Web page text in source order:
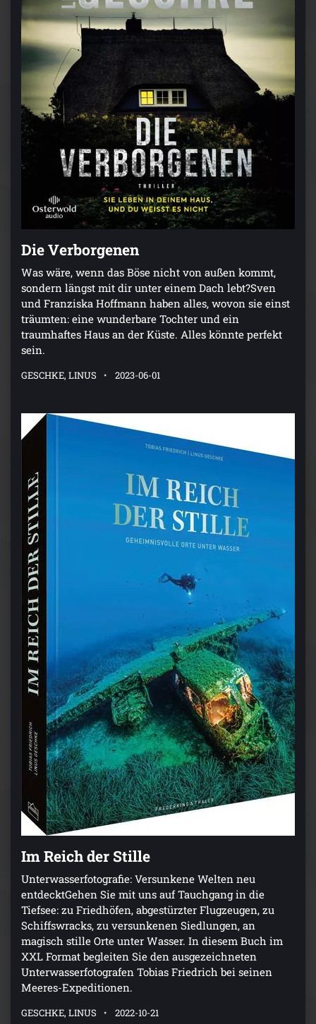
Die Verborgenen
Was wäre, wenn das Böse nicht von außen kommt,
sondern längst mit dir unter einem Dach lebt?Sven
und Franziska Hoffmann haben alles, wovon sie einst
träumten: eine wunderbare Tochter und ein
traumhaftes Haus an der Küste. Alles könnte perfekt
sein.
GESCHKE, LINUS 2023-06-01
Im Reich der Stille
Unterwasserfotografie: Versunkene Welten neu
entdecktGehen Sie mit uns auf Tauchgang in die
Tiefsee: zu Friedhöfen, abgestürzter Flugzeugen, zu
Schiffswracks, zu versunkenen Siedlungen, an
magisch stille Orte unter Wasser. In diesem Buch im
XXL Format begleiten Sie den ausgezeichneten
Unterwasserfotografen Tobias Friedrich bei seinen
Meeres-Expeditionen.
GESCHKE, LINUS 2022-10-21